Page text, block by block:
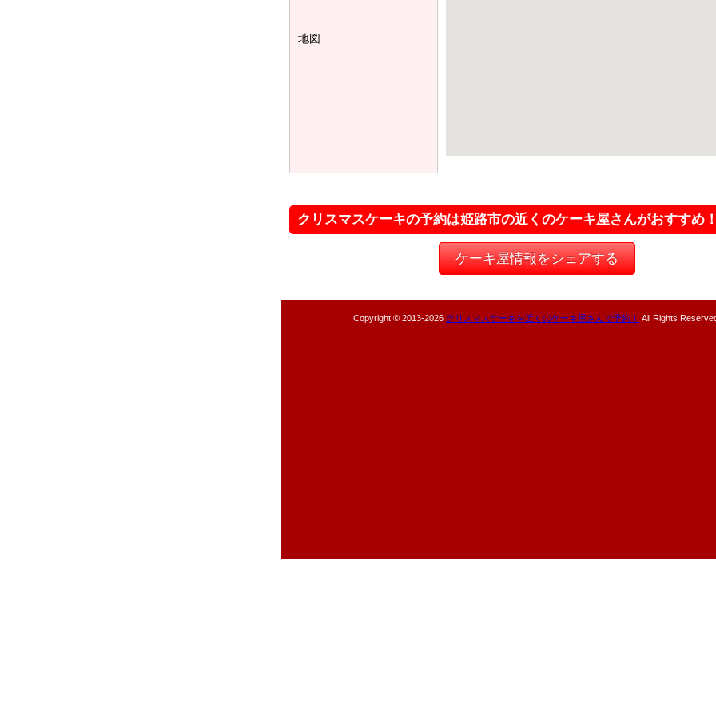
地図
クリスマスケーキの予約は姫路市の近くのケーキ屋さんがおすすめ
ケーキ屋情報をシェアする
Copyright © 2013-2026 クリスマスケーキを近くのケーキ屋さんで予約！ All Rights